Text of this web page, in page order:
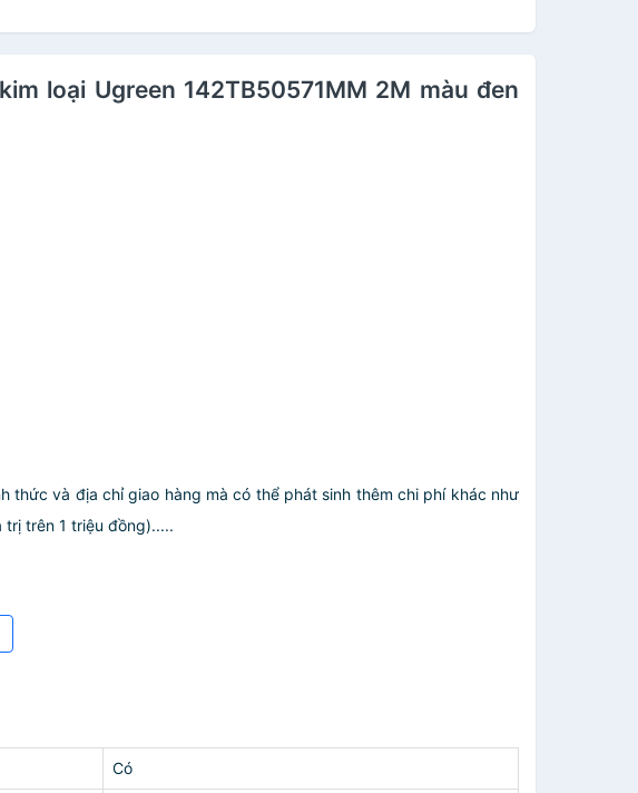
loại Ugreen 142TB50571MM 2M màu đen
thức và địa chỉ giao hàng mà có thể phát sinh thêm chi phí khác như
trên 1 triệu đồng).....
Có